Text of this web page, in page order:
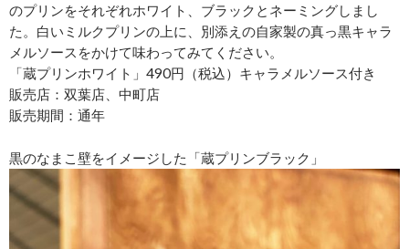
のプリンをそれぞれホワイト、ブラックとネーミングしまし
た。白いミルクプリンの上に、別添えの自家製の真っ黒キャラ
メルソースをかけて味わってみてください。
「蔵プリンホワイト」490円（税込）キャラメルソース付き
販売店：双葉店、中町店
販売期間：通年
黒のなまこ壁をイメージした「蔵プリンブラック」